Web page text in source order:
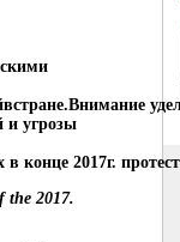
и угрозы
2017г.
the 2017.